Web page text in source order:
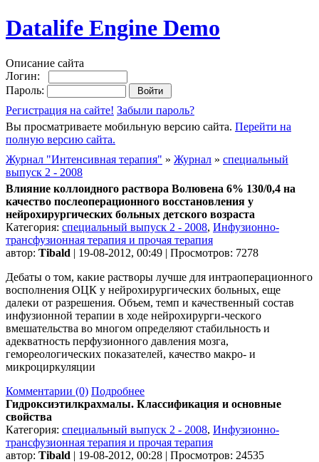
Datalife Engine Demo
Описание сайта
Логин:
Пароль:
Регистрация на сайте! Забыли пароль?
Вы просматриваете мобильную версию сайта. Перейти на
полную версию сайта.
Журнал "Интенсивная терапия" » Журнал » специальный
выпуск 2 - 2008
Влияние коллоидного раствора Волювена 6% 130/0,4 на
качество послеоперационного восстановления у
нейрохирургических больных детского возраста
Категория: специальный выпуск 2 - 2008, Инфузионно-
трансфузионная терапия и прочая терапия
автор: Tibald | 19-08-2012, 00:49 | Просмотров: 7278
Дебаты о том, какие растворы лучше для интраоперационного
восполнения ОЦК у нейрохирургических больных, еще
далеки от разрешения. Объем, темп и качественный состав
инфузионной терапии в ходе нейрохирурги-ческого
вмешательства во многом определяют стабильность и
адекватность перфузионного давления мозга,
гемореологических показателей, качество макро- и
микроциркуляции
Комментарии (0) Подробнее
Гидроксиэтилкрахмалы. Классификация и основные
свойства
Категория: специальный выпуск 2 - 2008, Инфузионно-
трансфузионная терапия и прочая терапия
автор: Tibald | 19-08-2012, 00:28 | Просмотров: 24535